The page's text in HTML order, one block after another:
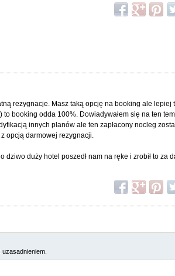
rezygnacje. Masz taką opcję na booking ale lepiej
booking odda 100%. Dowiadywałem się na ten
innych planów ale ten zapłacony nocleg
z opcją darmowej rezygnacji.
duży hotel poszedł nam na ręke i zrobił to za